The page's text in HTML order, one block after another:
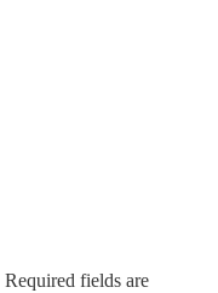
Required fields are